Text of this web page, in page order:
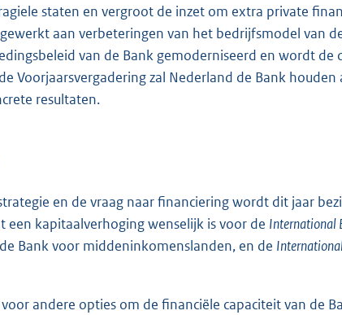
staten en vergroot de inzet om extra private
aan verbeteringen van het bedrijfsmodel van
van de Bank gemoderniseerd en wordt
Voorjaarsvergadering zal Nederland de Bank
resultaten.
en de vraag naar financiering wordt dit jaar
een kapitaalverhoging wenselijk is voor de International
Bank voor middeninkomenslanden, en de
andere opties om de financiële capaciteit van de